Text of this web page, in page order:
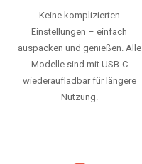
Keine komplizierten
Einstellungen – einfach
auspacken und genießen. Alle
Modelle sind mit USB-C
wiederaufladbar für längere
Nutzung.